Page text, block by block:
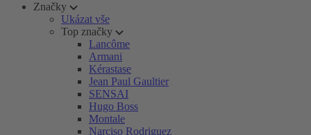
Značky
Ukázat vše
Top značky
Lancôme
Armani
Kérastase
Jean Paul Gaultier
SENSAI
Hugo Boss
Montale
Narciso Rodriguez